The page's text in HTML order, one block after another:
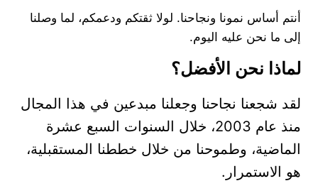
أنتم أساس نمونا ونجاحنا. لولا ثقتكم ودعمكم، لما وصلنا
إلى ما نحن عليه اليوم.
لماذا نحن الأفضل؟
لقد شجعنا نجاحنا وجعلنا مبدعين في هذا المجال
منذ عام 2003، خلال السنوات السبع عشرة
الماضية، وطموحنا من خلال خططنا المستقبلية،
هو الاستمرار.